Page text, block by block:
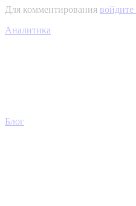
Для комментирования войдите
Аналитика
Блог